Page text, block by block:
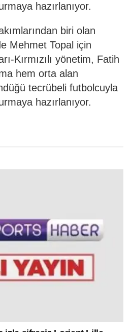
hazırlanıyor.
biri olan
Mehmet Topal için
Kırmızılı yönetim, Fatih
hem orta alan
tecrübeli futbolcuyla
hazırlanıyor.